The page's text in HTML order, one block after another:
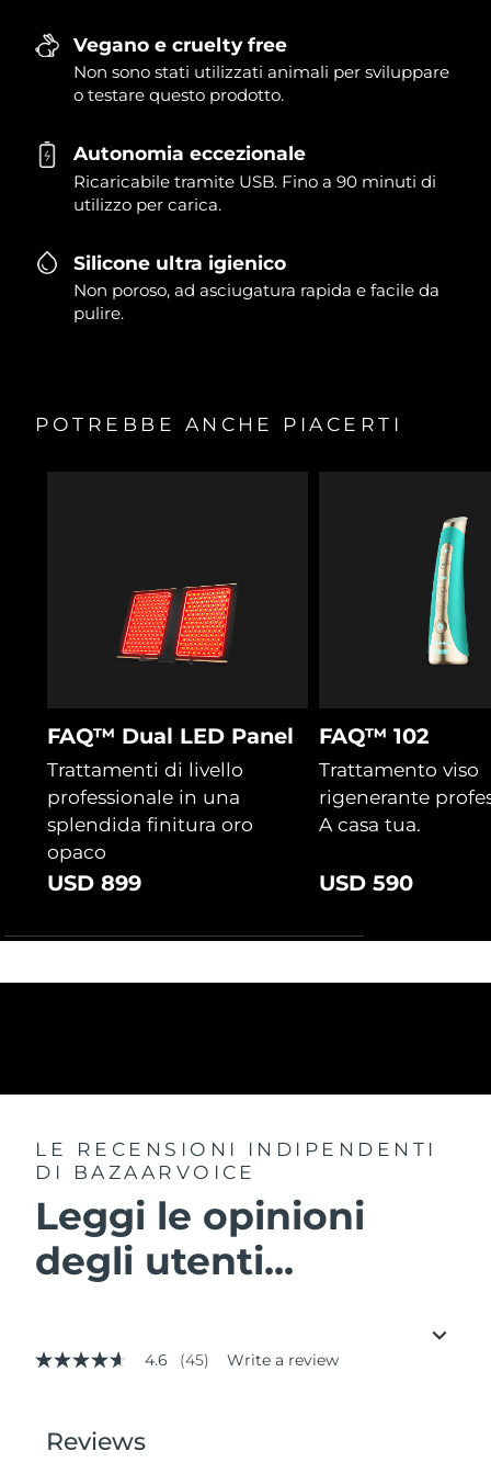
Vegano e cruelty free
Non sono stati utilizzati animali per sviluppare
o testare questo prodotto.
Autonomia eccezionale
Ricaricabile tramite USB. Fino a 90 minuti di
utilizzo per carica.
Silicone ultra igienico
Non poroso, ad asciugatura rapida e facile da
pulire.
POTREBBE ANCHE PIACERTI
FAQ™ Dual LED Panel
Trattamenti di livello
professionale in una
splendida finitura oro
opaco
USD 899
FAQ™ 102
Trattamento viso
rigenerante
A casa tua.
USD 590
LE RECENSIONI INDIPENDENTI
DI BAZAARVOICE
Leggi le opinioni
degli utenti...
4.6
stars,
average
4.6 (45) Write a review